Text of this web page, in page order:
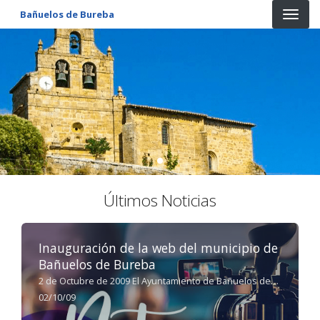
Pasar al contenido principal
Bañuelos de Bureba
Últimos Noticias
Inauguración de la web del municipio de
Bañuelos de Bureba
2 de Octubre de 2009 El Ayuntamiento de Bañuelos de
Bureba y la Excma. Diputacion de Burgos presentan la
nueva web del Municipio, que pone a disposición de
02/10/09